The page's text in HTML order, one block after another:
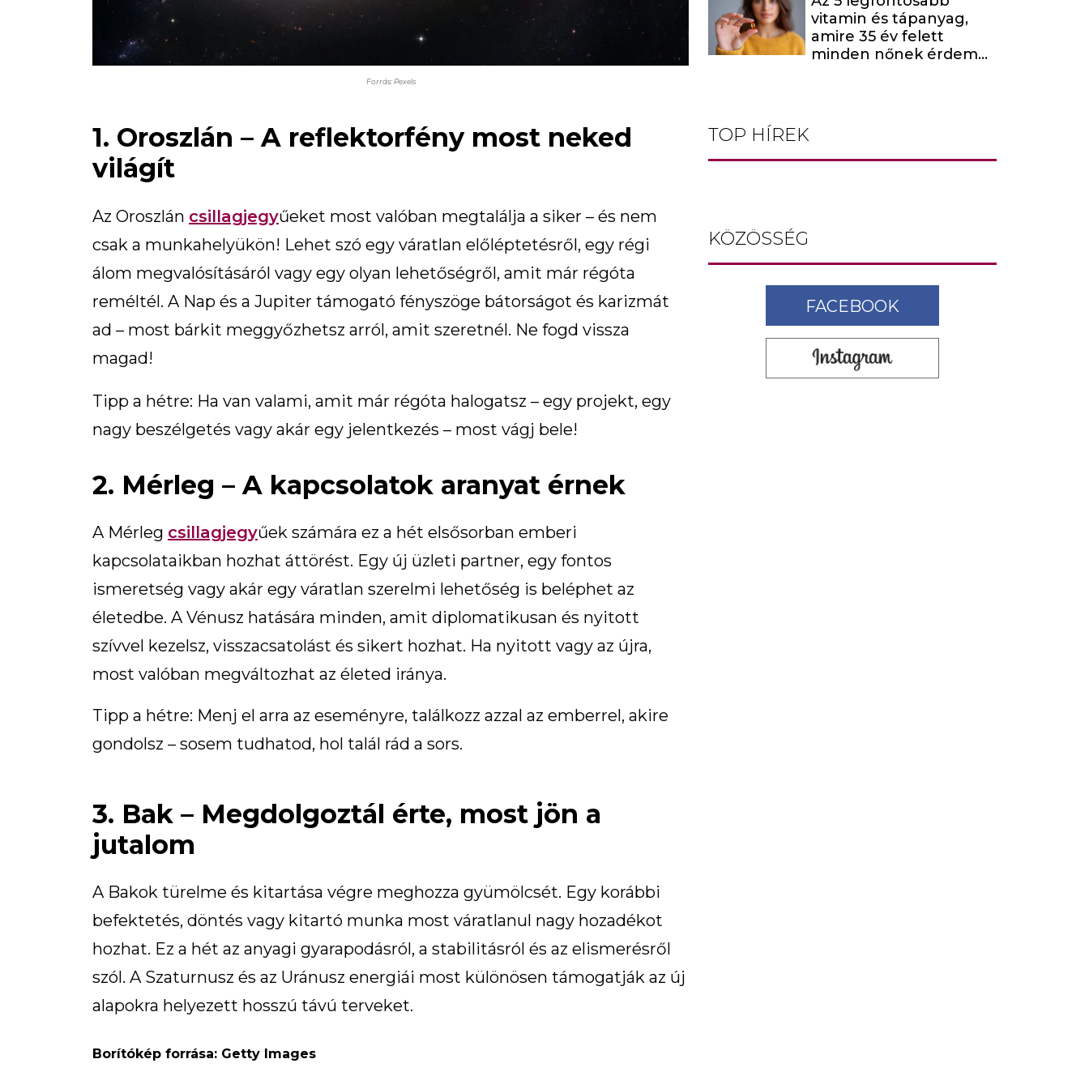
Forrás: Pexels
1. Oroszlán – A reflektorfény most neked
világít
Az Oroszlán csillagjegyűeket most valóban megtalálja a siker – és nem
csak a munkahelyükön! Lehet szó egy váratlan előléptetésről, egy régi
álom megvalósításáról vagy egy olyan lehetőségről, amit már régóta
reméltél. A Nap és a Jupiter támogató fényszöge bátorságot és karizmát
ad – most bárkit meggyőzhetsz arról, amit szeretnél. Ne fogd vissza
magad!
Tipp a hétre: Ha van valami, amit már régóta halogatsz – egy projekt, egy
nagy beszélgetés vagy akár egy jelentkezés – most vágj bele!
2. Mérleg – A kapcsolatok aranyat érnek
A Mérleg csillagjegyűek számára ez a hét elsősorban emberi
kapcsolataikban hozhat áttörést. Egy új üzleti partner, egy fontos
ismeretség vagy akár egy váratlan szerelmi lehetőség is beléphet az
életedbe. A Vénusz hatására minden, amit diplomatikusan és nyitott
szívvel kezelsz, visszacsatolást és sikert hozhat. Ha nyitott vagy az újra,
most valóban megváltozhat az életed iránya.
Tipp a hétre: Menj el arra az eseményre, találkozz azzal az emberrel, akire
gondolsz – sosem tudhatod, hol talál rád a sors.
3. Bak – Megdolgoztál érte, most jön a
jutalom
A Bakok türelme és kitartása végre meghozza gyümölcsét. Egy korábbi
befektetés, döntés vagy kitartó munka most váratlanul nagy hozadékot
hozhat. Ez a hét az anyagi gyarapodásról, a stabilitásról és az elismerésről
szól. A Szaturnusz és az Uránusz energiái most különösen támogatják az új
alapokra helyezett hosszú távú terveket.
Borítókép forrása: Getty Images
fel
vitamin és tápanyag,
amire 35 év felett
minden nőnek érdemes
TOP HÍREK
KÖZÖSSÉG
FACEBOOK